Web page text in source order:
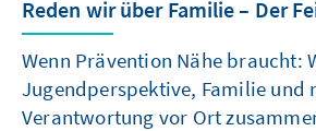
Reden wir über Familie – Der
Wenn Prävention Nähe braucht:
Jugendperspektive, Familie und
Verantwortung vor Ort